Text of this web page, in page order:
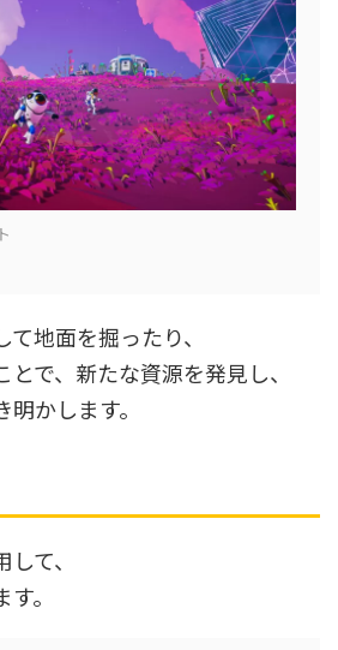
地面を掘ったり、
で、新たな資源を発見し、
かします。
て、
。